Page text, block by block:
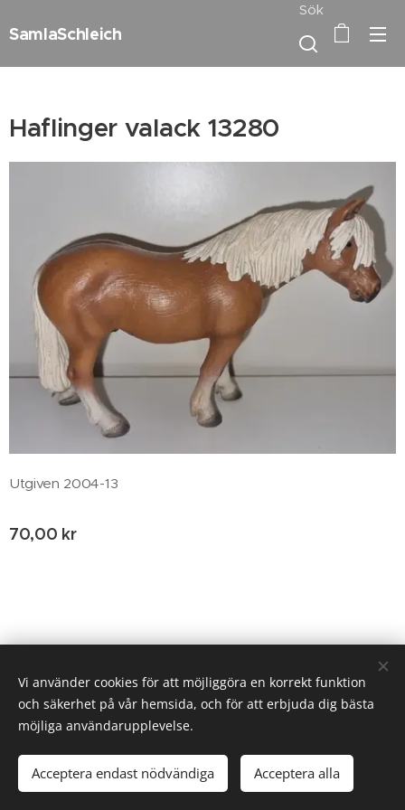
SamlaSchleich
Sök
Haflinger valack 13280
Utgiven 2004-13
70,00 kr
Lägg i kundvagnen
© 2020 Birgitta Helm, Broestorp 1175, 289 93 Broby
Cookies
Vi använder cookies för att möjliggöra en korrekt funktion
och säkerhet på vår hemsida, och för att erbjuda dig bästa
möjliga användarupplevelse.
Acceptera endast nödvändiga Acceptera alla